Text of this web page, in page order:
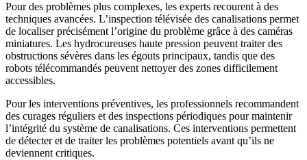
Pour des problèmes plus complexes, les experts recourent à des
techniques avancées. L’inspection télévisée des canalisations permet
de localiser précisément l’origine du problème grâce à des caméras
miniatures. Les hydrocureuses haute pression peuvent traiter des
obstructions sévères dans les égouts principaux, tandis que des
robots télécommandés peuvent nettoyer des zones difficilement
accessibles.
Pour les interventions préventives, les professionnels recommandent
des curages réguliers et des inspections périodiques pour maintenir
l’intégrité du système de canalisations. Ces interventions permettent
de détecter et de traiter les problèmes potentiels avant qu’ils ne
deviennent critiques.